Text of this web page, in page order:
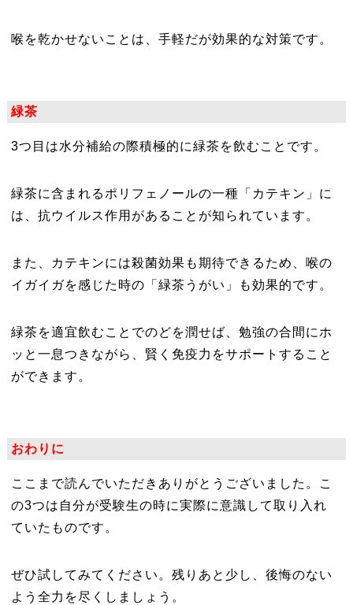
喉を乾かせないことは、手軽だが効果的な対策です。
緑茶
3つ目は水分補給の際積極的に緑茶を飲むことです。
緑茶に含まれるポリフェノールの一種「カテキン」に
は、抗ウイルス作用があることが知られています。
また、カテキンには殺菌効果も期待できるため、喉の
イガイガを感じた時の「緑茶うがい」も効果的です。
緑茶を適宜飲むことでのどを潤せば、勉強の合間にホ
ッと一息つきながら、賢く免疫力をサポートすること
ができます。
おわりに
ここまで読んでいただきありがとうございました。こ
の3つは自分が受験生の時に実際に意識して取り入れ
ていたものです。
ぜひ試してみてください。残りあと少し、後悔のない
よう全力を尽くしましょう。